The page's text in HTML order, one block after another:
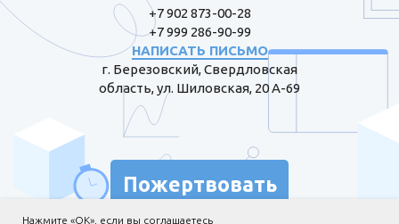
Нажмите «ОК», если вы соглашаетесь
+7 902 873-00-28
+7 999 286-90-99
НАПИСАТЬ ПИСЬМО
г. Березовский, Свердловская
область, ул. Шиловская, 20 А-69
Пожертвовать